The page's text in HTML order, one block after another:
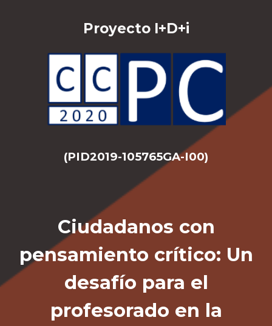
Proyecto I+D+i
(PID2019-105765GA-I00)
Ciudadanos con
pensamiento crítico: Un
desafío para el
profesorado en la